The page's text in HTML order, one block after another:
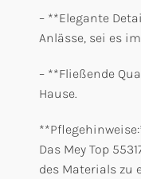
– **Elegante
Anlässe, sei es
– **Fließende
Hause.
Das Mey Top
des Materials zu